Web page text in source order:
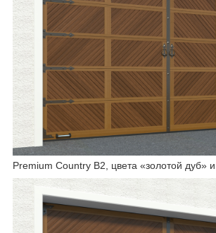
Premium Country B2, цвета «золотой дуб»